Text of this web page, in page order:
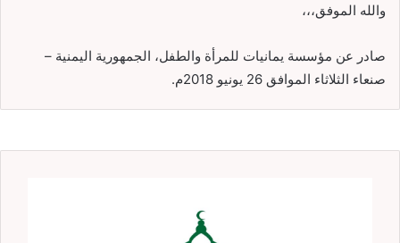
والله الموفق،،،
صادر عن مؤسسة يمانيات للمرأة والطفل، الجمهورية اليمنية –
صنعاء الثلاثاء الموافق 26 يونيو 2018م.